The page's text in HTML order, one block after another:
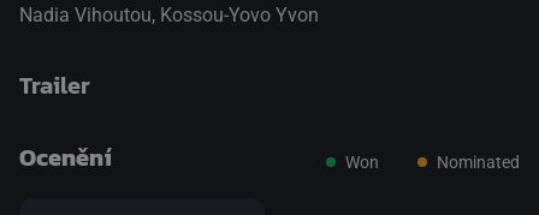
Nadia Vihoutou, Kossou-Yovo Yvon
Trailer
Ocenění Won Nominated